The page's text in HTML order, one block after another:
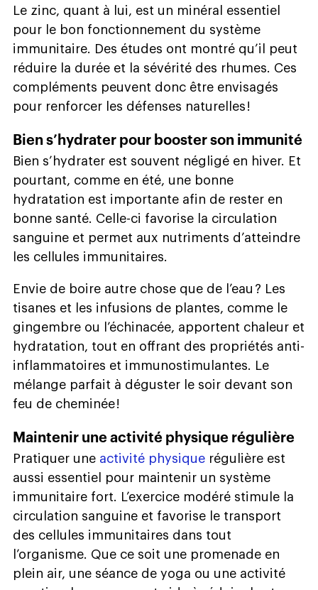
Le zinc, quant à lui, est un minéral essentiel
pour le bon fonctionnement du système
immunitaire. Des études ont montré qu’il peut
réduire la durée et la sévérité des rhumes. Ces
compléments peuvent donc être envisagés
pour renforcer les défenses naturelles !
Bien s’hydrater pour booster son immunité
Bien s’hydrater est souvent négligé en hiver. Et
pourtant, comme en été, une bonne
hydratation est importante afin de rester en
bonne santé. Celle-ci favorise la circulation
sanguine et permet aux nutriments d’atteindre
les cellules immunitaires.
Envie de boire autre chose que de l’eau ? Les
tisanes et les infusions de plantes, comme le
gingembre ou l’échinacée, apportent chaleur et
hydratation, tout en offrant des propriétés anti-
inflammatoires et immunostimulantes. Le
mélange parfait à déguster le soir devant son
feu de cheminée !
Maintenir une activité physique régulière
Pratiquer une activité physique régulière est
aussi essentiel pour maintenir un système
immunitaire fort. L’exercice modéré stimule la
circulation sanguine et favorise le transport
des cellules immunitaires dans tout
l’organisme. Que ce soit une promenade en
plein air, une séance de yoga ou une activité